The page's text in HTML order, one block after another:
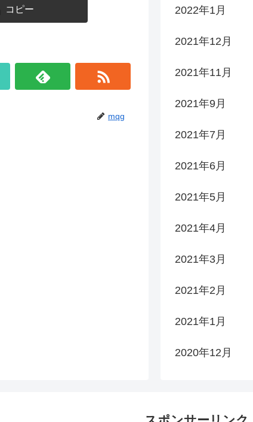
コピー
mqg
2022年1月
2021年12月
2021年11月
2021年9月
2021年7月
2021年6月
2021年5月
2021年4月
2021年3月
2021年2月
2021年1月
2020年12月